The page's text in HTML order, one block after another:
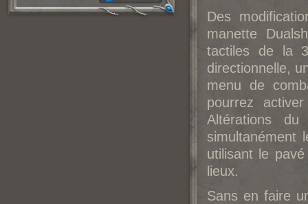
Des
manette
tactiles de la
directionnelle,
menu de
pourrez
Altérations
simultanément
utilisant le
lieux.
Sans en faire